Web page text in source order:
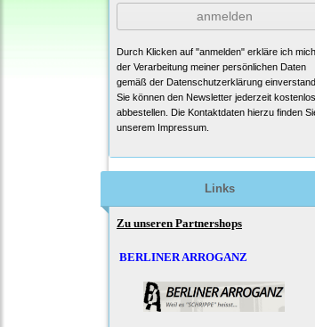
anmelden
Durch Klicken auf "anmelden" erkläre ich
der Verarbeitung meiner persönlichen Daten
gemäß der Datenschutzerklärung
Sie können den Newsletter jederzeit kostenlos
abbestellen. Die Kontaktdaten hierzu finden
unserem Impressum.
Links
Zu unseren Partnershops
BERLINER ARROGANZ